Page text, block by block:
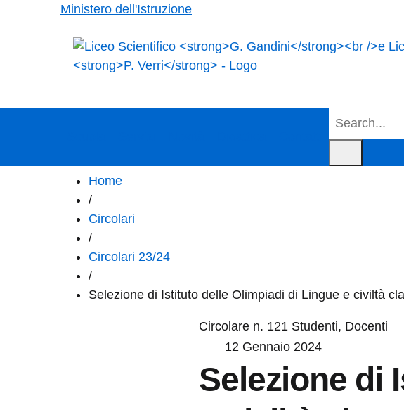
Ministero dell'Istruzione
Home
/
Circolari
/
Circolari 23/24
/
Selezione di Istituto delle Olimpiadi di Lingue e civiltà
Circolare n. 121 Studenti, Docenti
12 Gennaio 2024
Selezione di